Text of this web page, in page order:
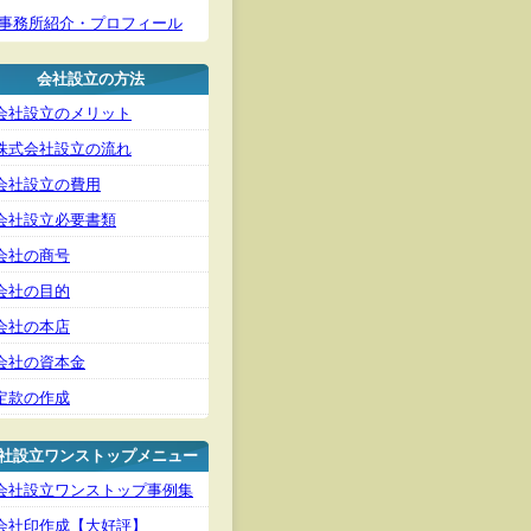
務所紹介・プロフィール
会社設立の方法
社設立のメリット
式会社設立の流れ
社設立の費用
社設立必要書類
社の商号
社の目的
社の本店
社の資本金
款の作成
設立ワンストップメニュー
社設立ワンストップ事例集
社印作成【大好評】